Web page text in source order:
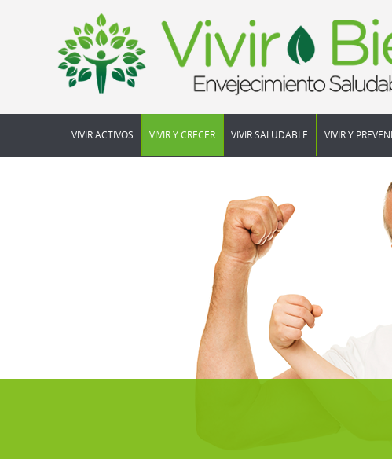
VIVIR ACTIVOS VIVIR Y CRECER VIVIR SALUDABLE VIVIR Y